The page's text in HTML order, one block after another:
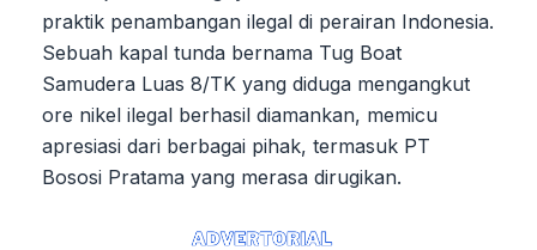
praktik penambangan ilegal di perairan Indonesia.
Sebuah kapal tunda bernama Tug Boat
Samudera Luas 8/TK yang diduga mengangkut
ore nikel ilegal berhasil diamankan, memicu
apresiasi dari berbagai pihak, termasuk PT
Bososi Pratama yang merasa dirugikan.